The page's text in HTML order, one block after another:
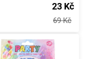
23 Kč
69 Kč